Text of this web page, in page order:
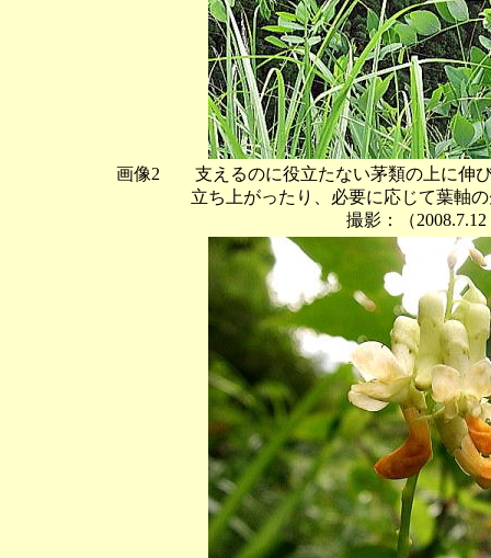
画像2 支えるのに役立たない茅類の上に伸び
立ち上がったり、必要に応じて葉軸の
撮影：（